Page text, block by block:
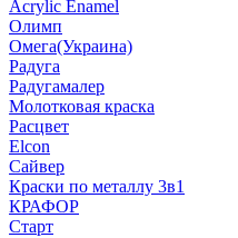
Acrylic Enamel
Олимп
Омега(Украина)
Радуга
Радугамалер
Молотковая краска
Расцвет
Elcon
Сайвер
Краски по металлу 3в1
КРАФОР
Старт